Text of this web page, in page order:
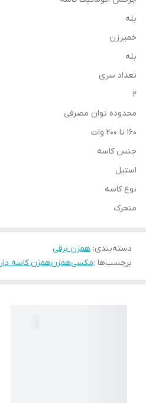
بله
خمیرزن
بله
تعداد سری
2
محدوده توان مصرفی
160 تا 200 وات
جنس کاسه
استیل
نوع کاسه
متحرک
دسته‌بندی: همزن برقی
برچسب‌ها :مکسیهمزنهمزن کاسه دار